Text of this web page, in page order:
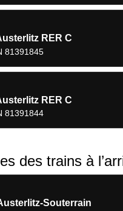
RER C
81391845
RER C
81391844
des trains à
Souterrain